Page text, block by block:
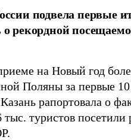
подвела первые
рекордной
на Новый год
Поляны за первые 10
рапортовала о
тыс. туристов